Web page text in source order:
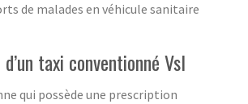
de malades en véhicule sanitaire
taxi conventionné Vsl
qui possède une prescription